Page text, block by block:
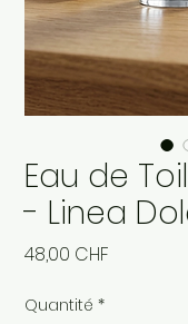
Eau de
- Linea
48,00 CHF
Quantité *